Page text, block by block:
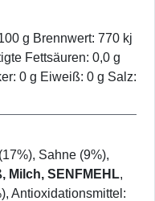
g Brennwert: 770 kj
Fettsäuren: 0,0 g
0 g Eiweiß: 0 g Salz:
Sahne (9%),
Milch, SENFMEHL,
Antioxidationsmittel: